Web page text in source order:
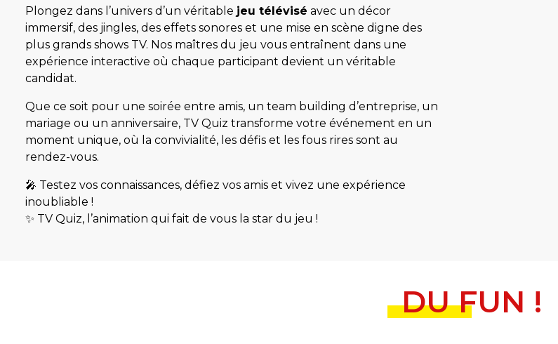
Plongez dans l’univers d’un véritable jeu télévisé avec un décor
immersif, des jingles, des effets sonores et une mise en scène digne des
plus grands shows TV. Nos maîtres du jeu vous entraînent dans une
expérience interactive où chaque participant devient un véritable
candidat.
Que ce soit pour une soirée entre amis, un team building d’entreprise, un
mariage ou un anniversaire, TV Quiz transforme votre événement en un
moment unique, où la convivialité, les défis et les fous rires sont au
rendez-vous.
🎤 Testez vos connaissances, défiez vos amis et vivez une expérience
inoubliable !
✨ TV Quiz, l’animation qui fait de vous la star du jeu !
DU FUN !